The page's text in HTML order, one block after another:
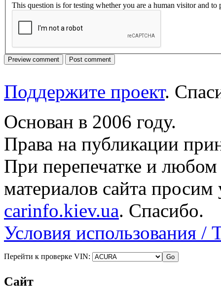
This question is for testing whether you are a human visitor and to
Поддержите проект.
Основан в 2006 году.
Права на публикации
При перепечатке и
материалов сайта просим
carinfo.kiev.ua. Спасибо.
Условия использования /
Перейти к проверке VIN:
Сайт